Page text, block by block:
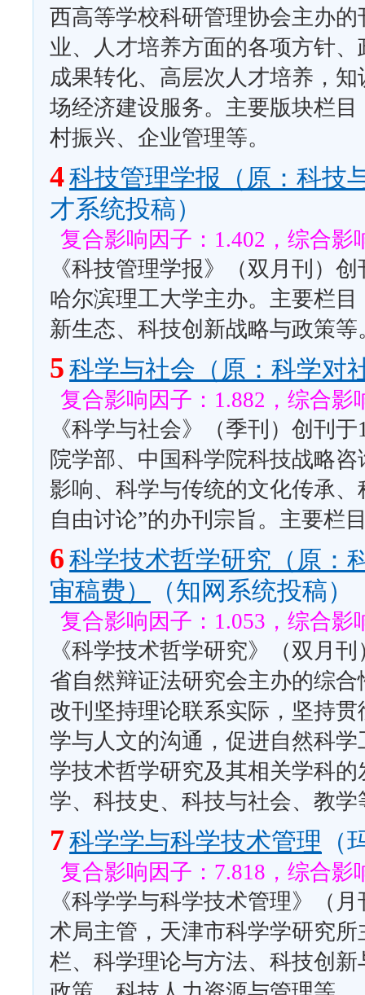
西高等学校科研管理协会主办
业、人才培养方面的各项方针
成果转化、高层次人才培养，
场经济建设服务。主要版块栏
村振兴、企业管理等。
4科技管理学报（原：科技
才系统投稿）
复合影响因子：1.402，综合影
《科技管理学报》（双月刊）
哈尔滨理工大学主办。主要栏
新生态、科技创新战略与政策等
5 科学与社会（原：科学对
复合影响因子：1.882，综合影
《科学与社会》（季刊）创刊
院学部、中国科学院科技战略
影响、科学与传统的文化传承
自由讨论”的办刊宗旨。主要栏
6 科学技术哲学研究（原：
审稿费）
（知网系统投稿）
复合影响因子：1.053，综合影
《科学技术哲学研究》（双月
省自然辩证法研究会主办的综
改刊坚持理论联系实际，坚持
学与人文的沟通，促进自然科
学技术哲学研究及其相关学科
学、科技史、科技与社会、教学
7科学学与科学技术管理
复合影响因子：7.818，综合影
《科学学与科学技术管理》（
术局主管，天津市科学学研究
栏、科学理论与方法、科技创